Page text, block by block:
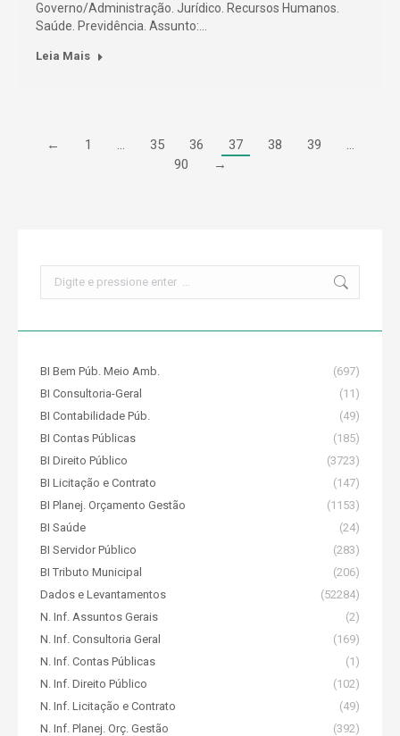
Governo/Administração. Jurídico. Recursos Humanos.
Saúde. Previdência. Assunto:…
Leia Mais
← 1 … 35 36 37 38 39
…
90
→
BI Bem Púb. Meio Amb.
(697)
BI Consultoria-Geral
(11)
BI Contabilidade Púb.
(49)
BI Contas Públicas
(185)
BI Direito Público
(3723)
BI Licitação e Contrato
(147)
BI Planej. Orçamento Gestão
(1153)
BI Saúde
(24)
BI Servidor Público
(283)
BI Tributo Municipal
(206)
Dados e Levantamentos
(52284)
N. Inf. Assuntos Gerais
(2)
N. Inf. Consultoria Geral
(169)
N. Inf. Contas Públicas
(1)
N. Inf. Direito Público
(102)
N. Inf. Licitação e Contrato
(49)
N. Inf. Planej. Orç. Gestão
(392)